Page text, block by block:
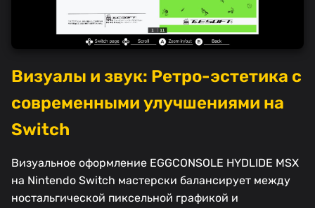
Визуалы и звук: Ретро-эстетика с
современными улучшениями на
Switch
Визуальное оформление EGGCONSOLE HYDLIDE MSX
на Nintendo Switch мастерски балансирует между
ностальгической пиксельной графикой и